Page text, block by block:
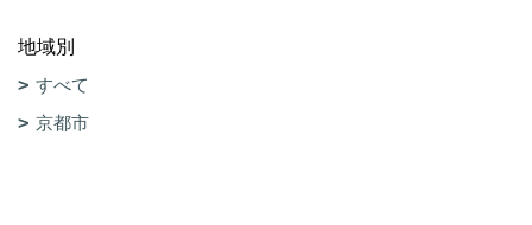
地域別
すべて
京都市